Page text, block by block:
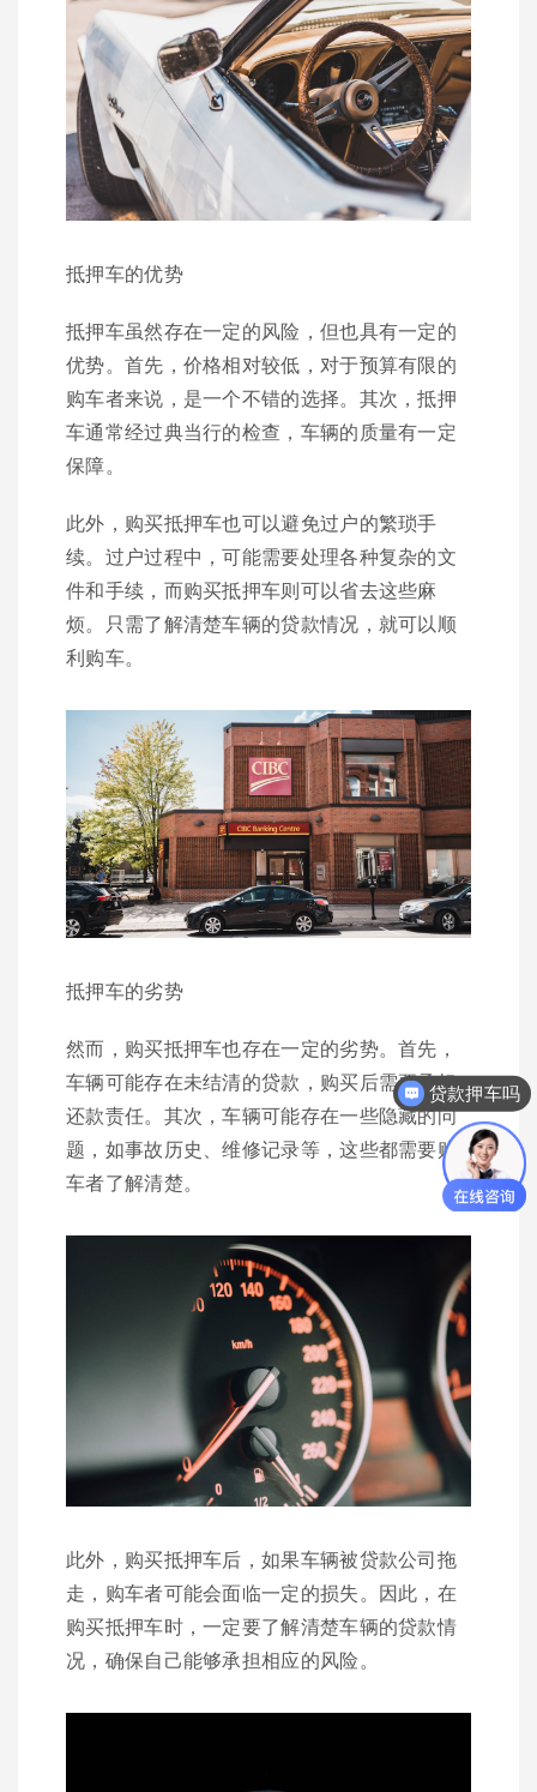
抵押车的优势
抵押车虽然存在一定的风险，但也具有一定的
优势。首先，价格相对较低，对于预算有限的
购车者来说，是一个不错的选择。其次，抵押
车通常经过典当行的检查，车辆的质量有一定
保障。
此外，购买抵押车也可以避免过户的繁琐手
续。过户过程中，可能需要处理各种复杂的文
件和手续，而购买抵押车则可以省去这些麻
烦。只需了解清楚车辆的贷款情况，就可以顺
利购车。
抵押车的劣势
然而，购买抵押车也存在一定的劣势。首先，
车辆可能存在未结清的贷款，购买后需要承担
还款责任。其次，车辆可能存在一些隐藏的问
题，如事故历史、维修记录等，这些都需要购
车者了解清楚。
此外，购买抵押车后，如果车辆被贷款公司拖
走，购车者可能会面临一定的损失。因此，在
购买抵押车时，一定要了解清楚车辆的贷款情
况，确保自己能够承担相应的风险。
贷款押车吗
你们是怎么收费的呢？